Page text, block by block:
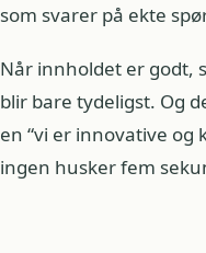
som svarer på ekte
Når innholdet er godt,
blir bare tydeligst. Og
en “vi er innovative og
ingen husker fem